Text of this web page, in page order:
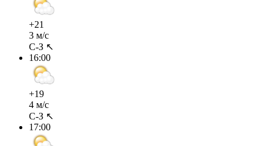
+21
3 м/с
С-З ↖
16:00
+19
4 м/с
С-З ↖
17:00